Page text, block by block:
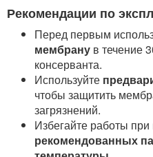
Рекомендации по
Перед первым
мембрану в течение
консерванта.
Используйте
чтобы защитить
загрязнений.
Избегайте работы
рекомендованных